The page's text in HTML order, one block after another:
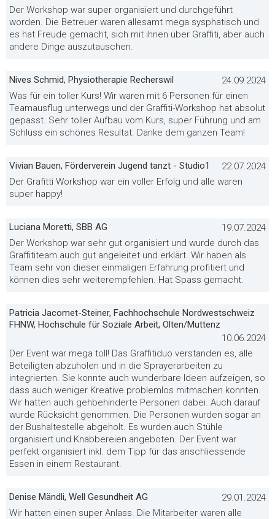
Der Workshop war super organisiert und durchgeführt
worden. Die Betreuer waren allesamt mega sysphatisch und
es hat Freude gemacht, sich mit ihnen über Graffiti, aber auch
andere Dinge auszutauschen.
Nives Schmid, Physiotherapie Recherswil
24.09.2024
Was für ein toller Kurs! Wir waren mit 6 Personen für einen
Teamausflug unterwegs und der Graffiti-Workshop hat absolut
gepasst. Sehr toller Aufbau vom Kurs, super Führung und am
Schluss ein schönes Resultat. Danke dem ganzen Team!
Vivian Bauen, Förderverein Jugend tanzt - Studio1
22.07.2024
Der Grafitti Workshop war ein voller Erfolg und alle waren
super happy!
Luciana Moretti, SBB AG
19.07.2024
Der Workshop war sehr gut organisiert und wurde durch das
Graffititeam auch gut angeleitet und erklärt. Wir haben als
Team sehr von dieser einmaligen Erfahrung profitiert und
können dies sehr weiterempfehlen. Hat Spass gemacht.
Patricia Jacomet-Steiner, Fachhochschule Nordwestschweiz
FHNW, Hochschule für Soziale Arbeit, Olten/Muttenz
10.06.2024
Der Event war mega toll! Das Graffitiduo verstanden es, alle
Beteiligten abzuholen und in die Sprayerarbeiten zu
integrierten. Sie konnte auch wunderbare Ideen aufzeigen, so
dass auch weniger Kreative problemlos mitmachen konnten.
Wir hatten auch gehbehinderte Personen dabei. Auch darauf
wurde Rücksicht genommen. Die Personen wurden sogar an
der Bushaltestelle abgeholt. Es wurden auch Stühle
organisiert und Knabbereien angeboten. Der Event war
perfekt organisiert inkl. dem Tipp für das anschliessende
Essen in einem Restaurant.
Denise Mändli, Well Gesundheit AG
29.01.2024
Wir hatten einen super Anlass. Die Mitarbeiter waren alle